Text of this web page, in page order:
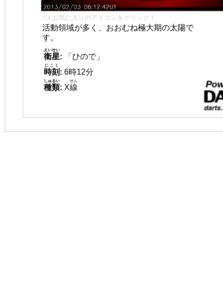
👈 お気に入りのアイコンをクリック！
活動領域が多く、おおむね極大期の太陽で
す。
衛星
えいせい
:
「ひので」
時刻
じこく
: 6時12分
種類
しゅるい
: X線
せん